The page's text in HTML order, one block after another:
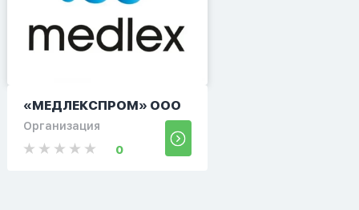
«МЕДЛЕКСПРОМ» ООО
Организация
0